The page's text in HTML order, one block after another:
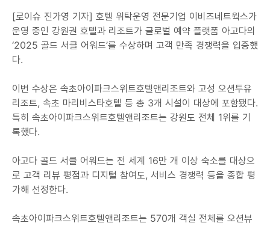
[로이슈 진가영 기자] 호텔 위탁운영 전문기업 이비즈네트웍스가
운영 중인 강원권 호텔과 리조트가 글로벌 예약 플랫폼 아고다의
‘2025 골드 서클 어워드’를 수상하며 고객 만족 경쟁력을 입증했
다.
이번 수상은 속초아이파크스위트호텔앤리조트와 고성 오션투유
리조트, 속초 마리비스타호텔 등 총 3개 시설이 대상에 포함됐다.
특히 속초아이파크스위트호텔앤리조트는 강원도 전체 1위를 기
록했다.
아고다 골드 서클 어워드는 전 세계 16만 개 이상 숙소를 대상으
로 고객 리뷰 평점과 디지털 참여도, 서비스 경쟁력 등을 종합 평
가해 선정한다.
속초아이파크스위트호텔앤리조트는 570개 객실 전체를 오션뷰